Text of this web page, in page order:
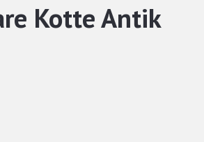
Kotte Antik